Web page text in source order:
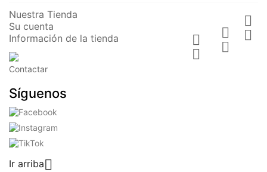





TRIPLE -
JURASSIC
KING
ESTUCHES
12,99 €


Nuestra Tienda


Su cuenta


Información de la tienda


Contactar
Síguenos
Ir arriba